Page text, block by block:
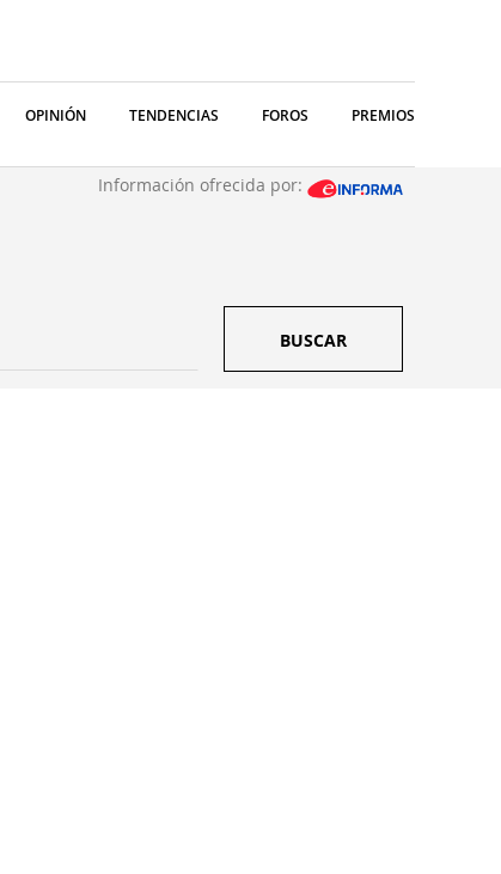
OPINIÓN TENDENCIAS FOROS PREMIOS
Información ofrecida por:
BUSCAR